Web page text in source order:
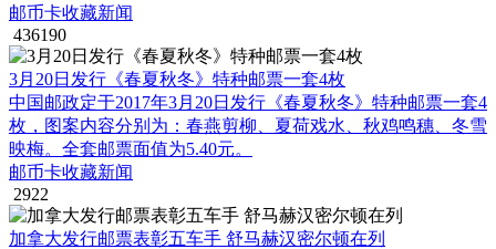
邮币卡收藏新闻
436190
3月20日发行《春夏秋冬》特种邮票一套4枚
中国邮政定于2017年3月20日发行《春夏秋冬》特种邮票一套4
枚，图案内容分别为：春燕剪柳、夏荷戏水、秋鸡鸣穗、冬雪
映梅。全套邮票面值为5.40元。
邮币卡收藏新闻
2922
加拿大发行邮票表彰五车手 舒马赫汉密尔顿在列